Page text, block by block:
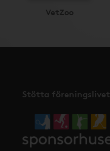
VetZoo
Stötta föreningslivet